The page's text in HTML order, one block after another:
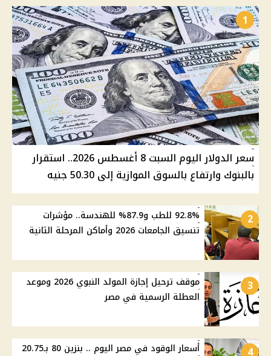
1
سعر الدولار اليوم السبت 8 أغسطس 2026.. استقرار
بالبنوك وارتفاع بالسوق الموازية إلى 50.30 جنيه
2
92.8% للطب و87.9% للهندسة.. مؤشرات
تنسيق الجامعات 2026 وأماكن المرحلة الثانية
3
موقف ترحيل إجازة المولد النبوي 2026 وموعد
العطلة الرسمية في مصر
4
أسعار الوقود في مصر اليوم .. بنزين 80 بـ20.75